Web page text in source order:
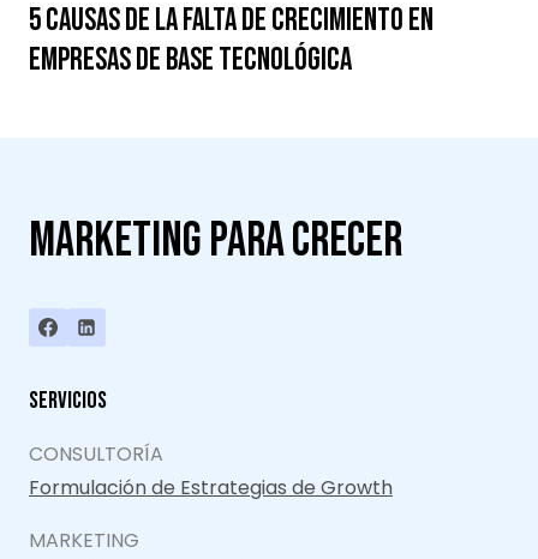
5 Causas de la Falta de Crecimiento en
Empresas de Base Tecnológica
Marketing para crecer
Servicios
CONSULTORÍA
Formulación de Estrategias de Growth
MARKETING